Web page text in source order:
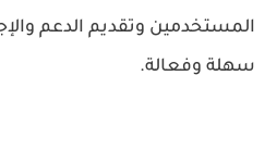
المستخدمين وتقديم الدعم
سهلة وفعالة.